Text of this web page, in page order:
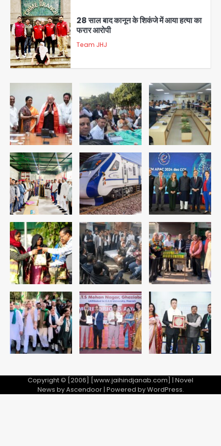
3
4
डबल मर्डर का मुख्य साजिशकर्ता क्राइम ब्रांच
5
रोहित चौधरी गैंग का कुख्यात बदमाश राजस्थान
से गिरफ्तार
Team JHJ
1
पुरा महादेव से बेटियों के स्वास्थ्य और सुरक्षा का
संदेश
Team JHJ
2
अब पहला स्थान हासिल करना लक्ष्य: डीएम
Team JHJ
28 साल बाद कानून के शिकंजे में आया हत्या का
फरार आरोपी
Copyright © [2006] [www.jaihindjanab.com] | Novel
News byAscendoor| Powered byWordPress.